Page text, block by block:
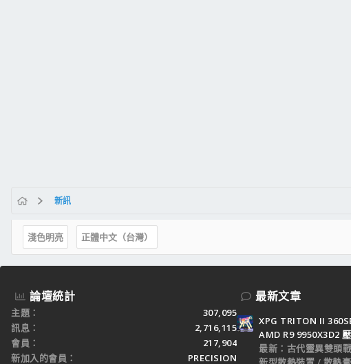
新訊
淺色明亮 正體中文（台灣）
論壇統計
主題
307,095
訊息
2,716,115
會員
217,904
新加入的會員
PRECISION
最新文章
XPG TRITON II
AMD R9 9950X3D2
最新：古代靈異雙頭